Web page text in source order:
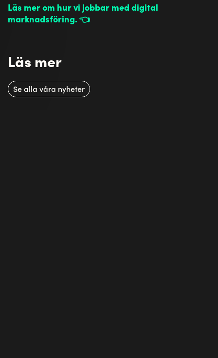
Läs mer om hur vi jobbar med digital
marknadsföring. 👈
Läs mer
Se alla våra nyheter